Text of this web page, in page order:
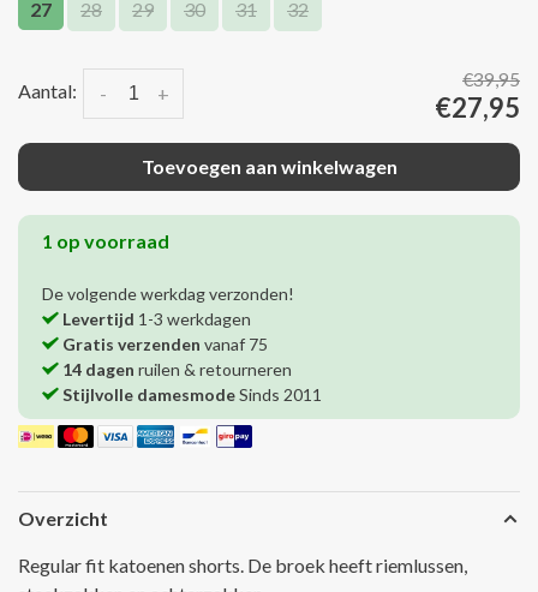
27 28 29 30 31 32
Aantal: +
-
€39,95
€27,95
Toevoegen aan winkelwagen
1 op voorraad
De volgende werkdag verzonden!
Levertijd 1-3 werkdagen
Gratis verzenden vanaf 75
14 dagen ruilen & retourneren
Stijlvolle damesmodeSinds 2011
Overzicht
Regular fit katoenen shorts. De broek heeft riemlussen,